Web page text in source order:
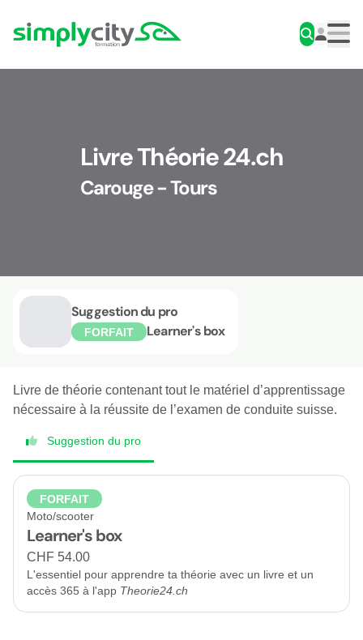
Simplycity
Livre Théorie 24.ch
Carouge - Tours
Suggestion du pro
FORFAIT Learner's box
Livre de théorie contenant tout le matériel d’apprentissage
nécessaire à la réussite de l’examen de conduite suisse.
Suggestion du pro
FORFAIT
Moto/scooter
Learner's box
CHF 54.00
L'essentiel pour apprendre ta théorie avec un livre et un
accès 365 à l'app Theorie24.ch